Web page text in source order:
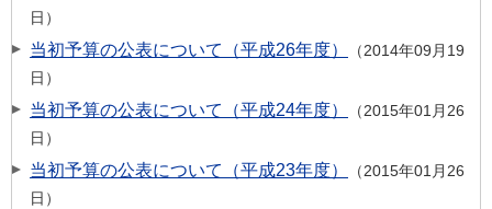
日
当初予算の公表について（平成26年度）
2014年09月19
日
当初予算の公表について（平成24年度）
2015年01月26
日
当初予算の公表について（平成23年度）
2015年01月26
日